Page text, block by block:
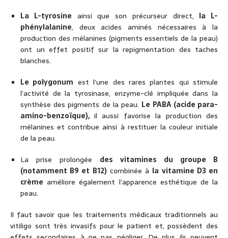
La L-tyrosine ainsi que son précurseur direct, la L-
phénylalanine, deux acides aminés nécessaires à la
production des mélanines (pigments essentiels de la peau)
ont un effet positif sur la repigmentation des taches
blanches.
Le polygonum est l’une des rares plantes qui stimule
l’activité de la tyrosinase, enzyme-clé impliquée dans la
synthèse des pigments de la peau. Le PABA (acide para-
amino-benzoïque), il aussi favorise la production des
mélanines et contribue ainsi à restituer la couleur initiale
de la peau.
La prise prolongée des vitamines du groupe B
(notamment B9 et B12) combinée à la vitamine D3 en
crème améliore également l’apparence esthétique de la
peau.
Il faut savoir que les traitements médicaux traditionnels au
vitiligo sont très invasifs pour le patient et, possèdent des